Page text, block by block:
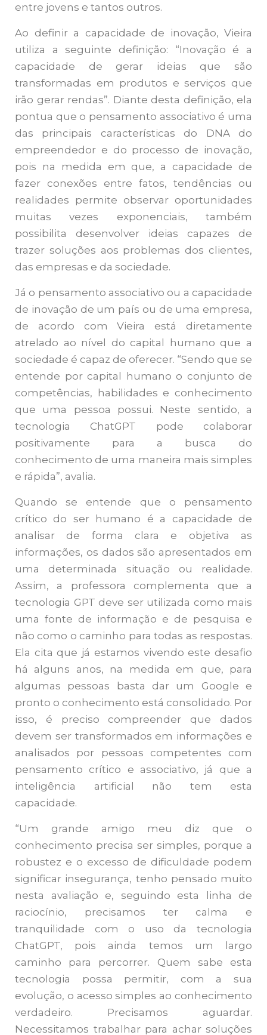
entre jovens e tantos outros.
Ao definir a capacidade de inovação, Vieira
utiliza a seguinte definição: “Inovação é a
capacidade de gerar ideias que são
transformadas em produtos e serviços que
irão gerar rendas”. Diante desta definição, ela
pontua que o pensamento associativo é uma
das principais características do DNA do
empreendedor e do processo de inovação,
pois na medida em que, a capacidade de
fazer conexões entre fatos, tendências ou
realidades permite observar oportunidades
muitas vezes exponenciais, também
possibilita desenvolver ideias capazes de
trazer soluções aos problemas dos clientes,
das empresas e da sociedade.
Já o pensamento associativo ou a capacidade
de inovação de um país ou de uma empresa,
de acordo com Vieira está diretamente
atrelado ao nível do capital humano que a
sociedade é capaz de oferecer. “Sendo que se
entende por capital humano o conjunto de
competências, habilidades e conhecimento
que uma pessoa possui. Neste sentido, a
tecnologia ChatGPT pode colaborar
positivamente para a busca do
conhecimento de uma maneira mais simples
e rápida”, avalia.
Quando se entende que o pensamento
crítico do ser humano é a capacidade de
analisar de forma clara e objetiva as
informações, os dados são apresentados em
uma determinada situação ou realidade.
Assim, a professora complementa que a
tecnologia GPT deve ser utilizada como mais
uma fonte de informação e de pesquisa e
não como o caminho para todas as respostas.
Ela cita que já estamos vivendo este desafio
há alguns anos, na medida em que, para
algumas pessoas basta dar um Google e
pronto o conhecimento está consolidado. Por
isso, é preciso compreender que dados
devem ser transformados em informações e
analisados por pessoas competentes com
pensamento crítico e associativo, já que a
inteligência artificial não tem esta
capacidade.
“Um grande amigo meu diz que o
conhecimento precisa ser simples, porque a
robustez e o excesso de dificuldade podem
significar insegurança, tenho pensado muito
nesta avaliação e, seguindo esta linha de
raciocínio, precisamos ter calma e
tranquilidade com o uso da tecnologia
ChatGPT, pois ainda temos um largo
caminho para percorrer. Quem sabe esta
tecnologia possa permitir, com a sua
evolução, o acesso simples ao conhecimento
verdadeiro. Precisamos aguardar.
Necessitamos trabalhar para achar soluções